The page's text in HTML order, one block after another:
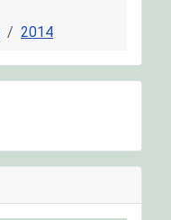
2014